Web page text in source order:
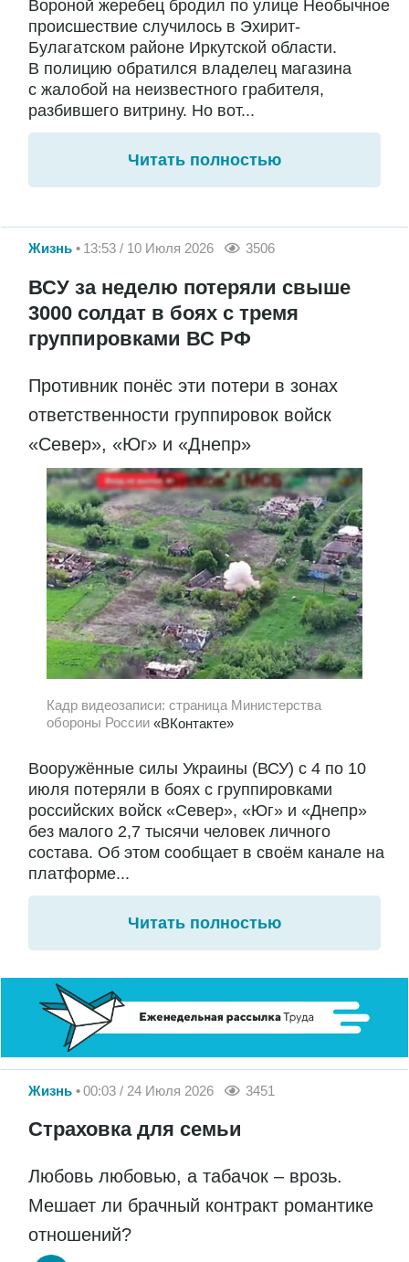
Вороной жеребец бродил по улице Необычное
происшествие случилось в Эхирит-
Булагатском районе Иркутской области.
В полицию обратился владелец магазина
с жалобой на неизвестного грабителя,
разбившего витрину. Но вот...
Читать полностью
Жизнь 13:53 / 10 Июля 2026 3506
ВСУ за неделю потеряли свыше
3000 солдат в боях с тремя
группировками ВС РФ
Противник понёс эти потери в зонах
ответственности группировок войск
«Север», «Юг» и «Днепр»
Кадр видеозаписи: страница Министерства
обороны России «ВКонтакте»
Вооружённые силы Украины (ВСУ) с 4 по 10
июля потеряли в боях с группировками
российских войск «Север», «Юг» и «Днепр»
без малого 2,7 тысячи человек личного
состава. Об этом сообщает в своём канале на
платформе...
Читать полностью
Жизнь 00:03 / 24 Июля 2026 3451
Страховка для семьи
Любовь любовью, а табачок – врозь.
Мешает ли брачный контракт романтике
отношений?